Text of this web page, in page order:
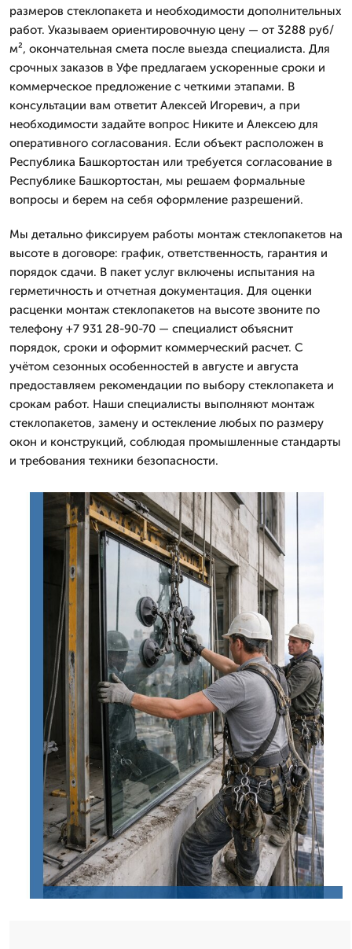
размеров стеклопакета и необходимости дополнительных
работ. Указываем ориентировочную цену — от 3288 руб/
м², окончательная смета после выезда специалиста. Для
срочных заказов в Уфе предлагаем ускоренные сроки и
коммерческое предложение с четкими этапами. В
консультации вам ответит Алексей Игоревич, а при
необходимости задайте вопрос Никите и Алексею для
оперативного согласования. Если объект расположен в
Республика Башкортостан или требуется согласование в
Республике Башкортостан, мы решаем формальные
вопросы и берем на себя оформление разрешений.
Мы детально фиксируем работы монтаж стеклопакетов на
высоте в договоре: график, ответственность, гарантия и
порядок сдачи. В пакет услуг включены испытания на
герметичность и отчетная документация. Для оценки
расценки монтаж стеклопакетов на высоте звоните по
телефону +7 931 28-90-70 — специалист объяснит
порядок, сроки и оформит коммерческий расчет. С
учётом сезонных особенностей в августе и августа
предоставляем рекомендации по выбору стеклопакета и
срокам работ. Наши специалисты выполняют монтаж
стеклопакетов, замену и остекление любых по размеру
окон и конструкций, соблюдая промышленные стандарты
и требования техники безопасности.